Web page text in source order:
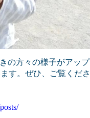
の方々の様子がアップ
す。ぜひ、ご覧くださ